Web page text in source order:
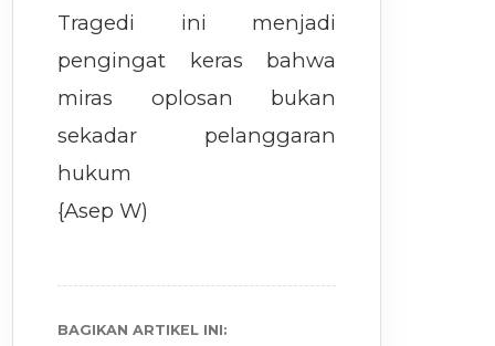
Tragedi ini menjadi
pengingat keras bahwa
miras oplosan bukan
sekadar pelanggaran
hukum
{Asep W)
BAGIKAN ARTIKEL INI: